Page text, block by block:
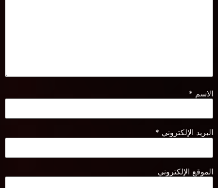
الاسم *
البريد الإلكتروني *
الموقع الإلكتروني